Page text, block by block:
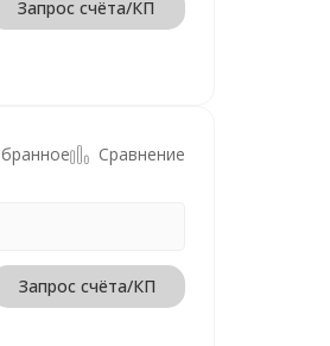
Запрос счёта/КП
Сравнение
Запрос счёта/КП